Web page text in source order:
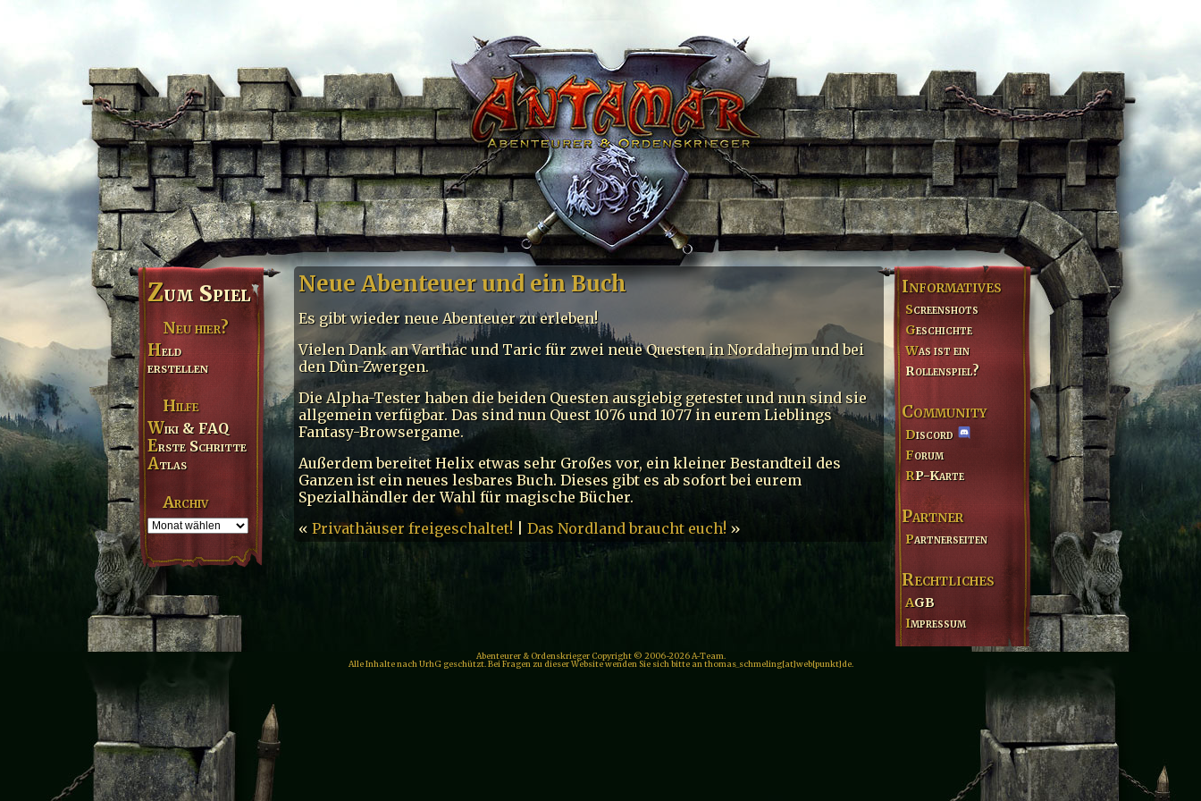
Zum Spiel
Neu hier?
Held
erstellen
Hilfe
Wiki & FAQ
Erste Schritte
Atlas
Archiv
Neue Abenteuer und ein Buch
Es gibt wieder neue Abenteuer zu erleben!
Vielen Dank an Varthac und Taric für zwei neue Questen in Nordahejm und bei
den Dûn-Zwergen.
Die Alpha-Tester haben die beiden Questen ausgiebig getestet und nun sind sie
allgemein verfügbar. Das sind nun Quest 1076 und 1077 in eurem Lieblings
Fantasy-Browsergame.
Außerdem bereitet Helix etwas sehr Großes vor, ein kleiner Bestandteil des
Ganzen ist ein neues lesbares Buch. Dieses gibt es ab sofort bei eurem
Spezialhändler der Wahl für magische Bücher.
« Privathäuser freigeschaltet! Das Nordland braucht euch! »
Informatives
Screenshots
Geschichte
Was ist ein
Rollenspiel?
Community
Discord
Forum
RP-Karte
Partner
Partnerseiten
Rechtliches
AGB
Impressum
Abenteurer & Ordenskrieger Copyright © 2006-2026 A-Team.
Alle Inhalte nach UrhG geschützt. Bei Fragen zu dieser Website wenden Sie sich bitte an thomas_schmeling[at]web[punkt]de.